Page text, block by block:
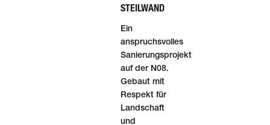
STEILWAND
Ein
anspruchsvolles
Sanierungsprojekt
auf der N08.
Gebaut mit
Respekt für
Landschaft
und